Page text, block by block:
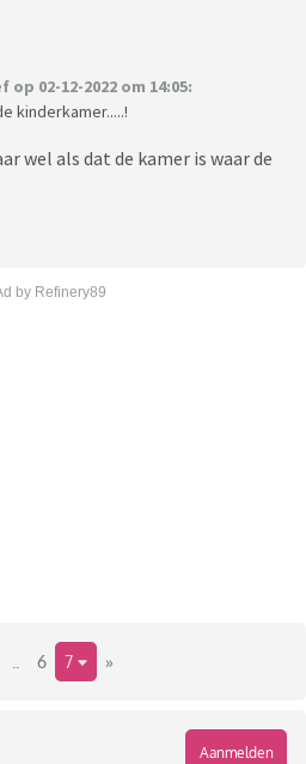
02-12-2022 om 14:05:
kinderkamer.....!
wel als dat de kamer is waar de
by Refinery89
6 7 »
Aanmelden